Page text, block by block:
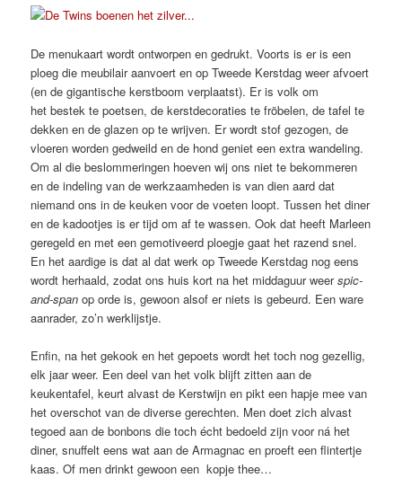
De menukaart wordt ontworpen en gedrukt. Voorts is er is een
ploeg die meubilair aanvoert en op Tweede Kerstdag weer afvoert
(en de gigantische kerstboom verplaatst). Er is volk om
het bestek te poetsen, de kerstdecoraties te fröbelen, de tafel te
dekken en de glazen op te wrijven. Er wordt stof gezogen, de
vloeren worden gedweild en de hond geniet een extra wandeling.
Om al die beslommeringen hoeven wij ons niet te bekommeren
en de indeling van de werkzaamheden is van dien aard dat
niemand ons in de keuken voor de voeten loopt. Tussen het diner
en de kadootjes is er tijd om af te wassen. Ook dat heeft Marleen
geregeld en met een gemotiveerd ploegje gaat het razend snel.
En het aardige is dat al dat werk op Tweede Kerstdag nog eens
wordt herhaald, zodat ons huis kort na het middaguur weerspic-
and-span op orde is, gewoon alsof er niets is gebeurd. Een ware
aanrader, zo’n werklijstje.
Enfin, na het gekook en het gepoets wordt het toch nog gezellig,
elk jaar weer. Een deel van het volk blijft zitten aan de
keukentafel, keurt alvast de Kerstwijn en pikt een hapje mee van
het overschot van de diverse gerechten. Men doet zich alvast
tegoed aan de bonbons die toch écht bedoeld zijn voor ná het
diner, snuffelt eens wat aan de Armagnac en proeft een flintertje
kaas. Of men drinkt gewoon een kopje thee…